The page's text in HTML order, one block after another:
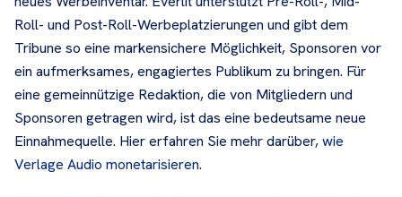
Roll- und Post-Roll-Werbeplatzierungen und gibt dem
Tribune so eine markensichere Möglichkeit, Sponsoren vor
ein aufmerksames, engagiertes Publikum zu bringen. Für
eine gemeinnützige Redaktion, die von Mitgliedern und
Sponsoren getragen wird, ist das eine bedeutsame neue
Einnahmequelle. Hier erfahren Sie mehr darüber,wie
Verlage Audio monetarisieren.